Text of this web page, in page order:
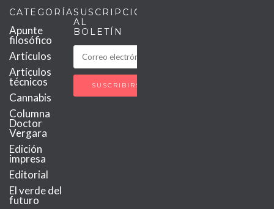
CATEGORÍAS
Apunte
filosófico
Artículos
Artículos
técnicos
Cannabis
Columna
Doctor
Vergara
Edición
impresa
Editorial
El verde del
futuro
SUSCRIPCIÓN
AL
BOLETÍN